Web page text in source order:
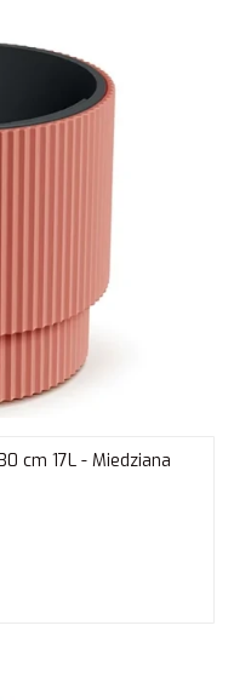
cm 17L - Miedziana